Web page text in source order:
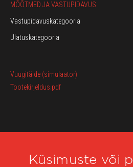
MÕÕTMED JA VASTUPIDAVUS
Vastupidavuskategooria
Ulatuskategooria
Vuugitäide (simulaator)
Tootekirjeldus.pdf
Küsimuste või